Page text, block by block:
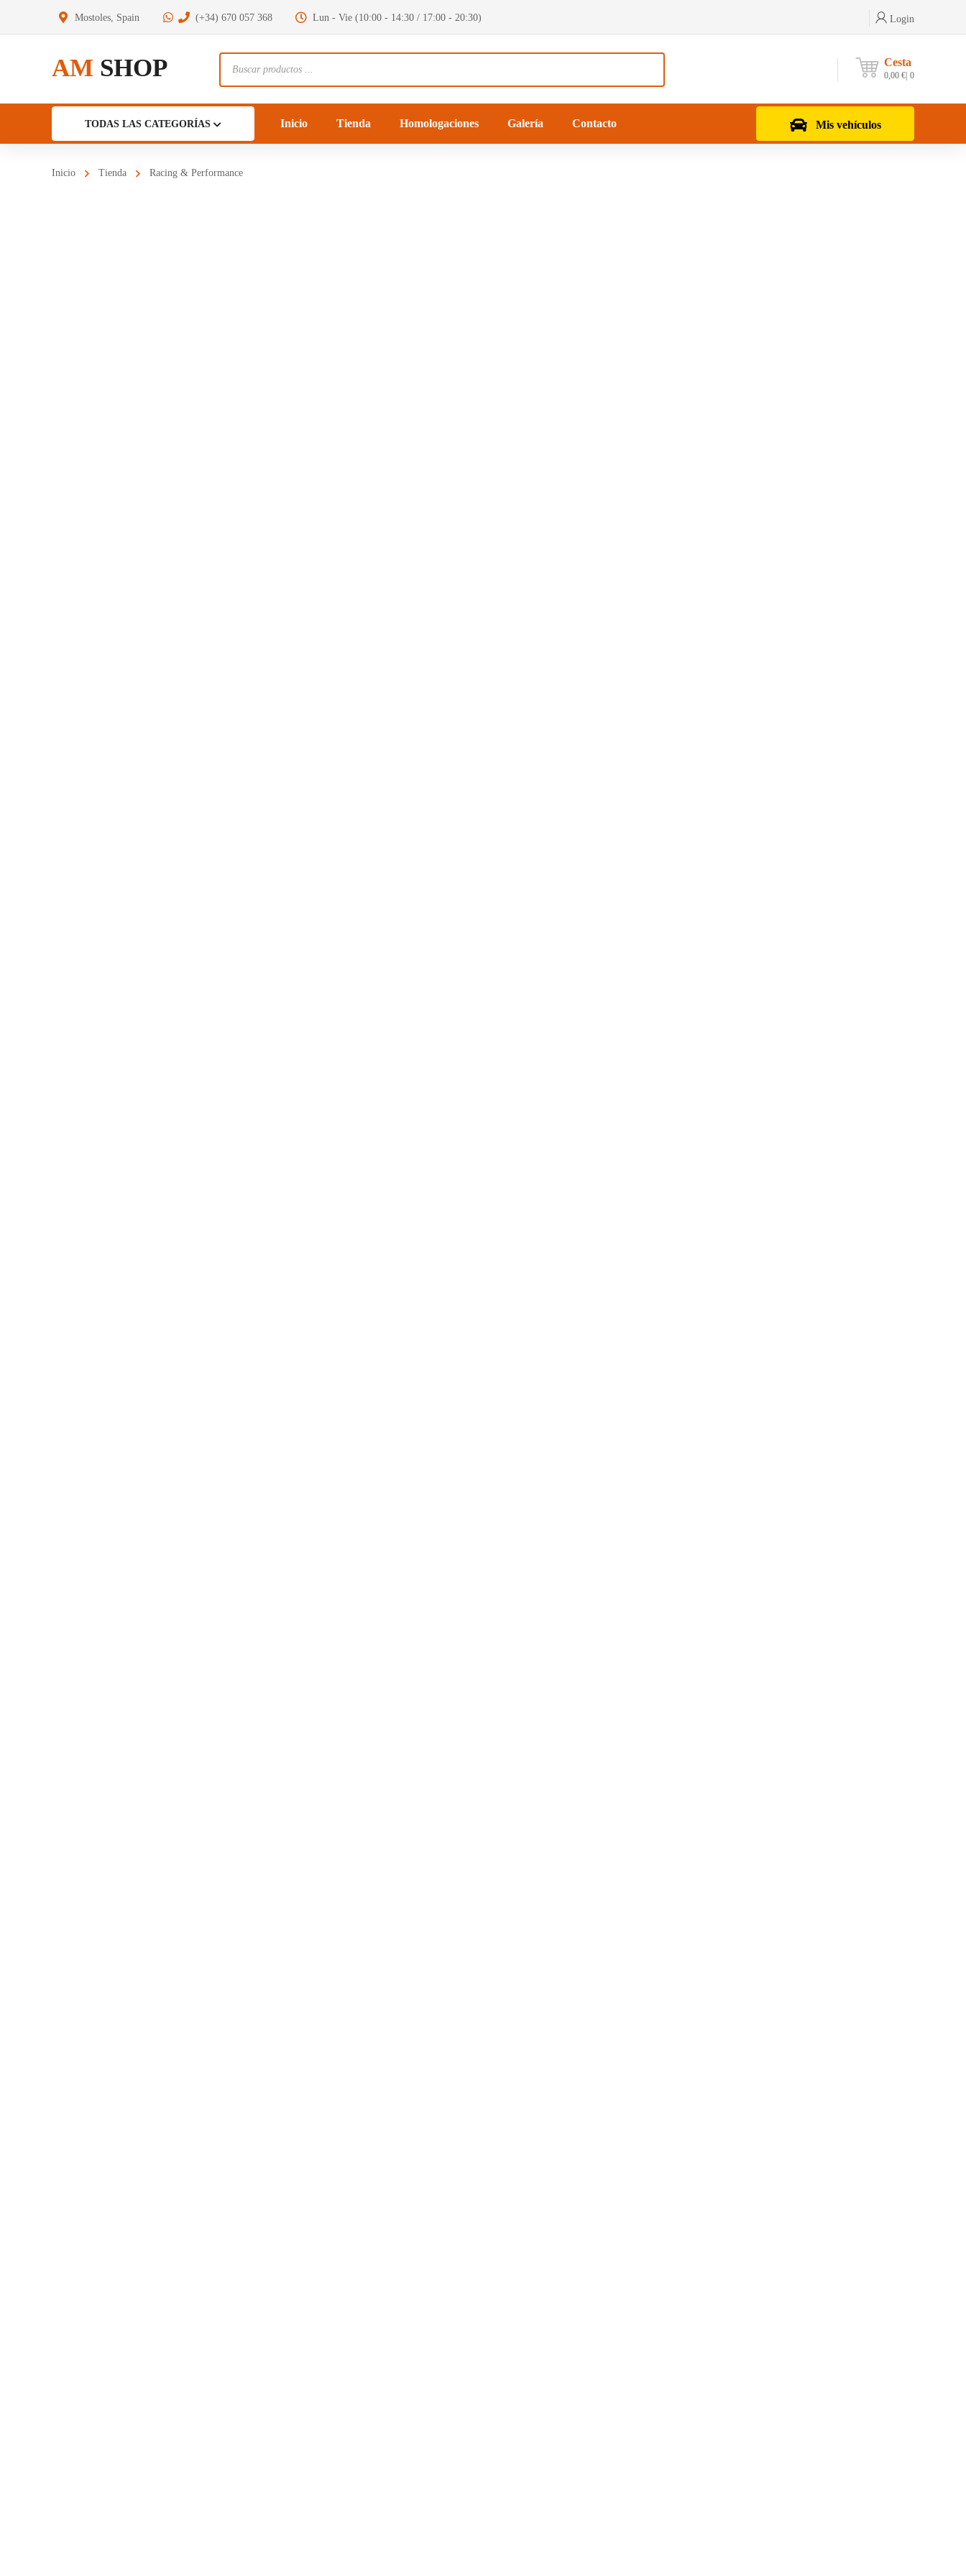
Mostoles, Spain (+34) 670 057 368 Lun - Vie (10:00 - 14:30 / 17:00 - 20:30) Login
AM SHOP Cesta
0,00 € 0
de
productos
Mis vehículos
TODAS LAS CATEGORÍAS Inicio Tienda Homologaciones Galería Contacto
Inicio Tienda Racing & Performance